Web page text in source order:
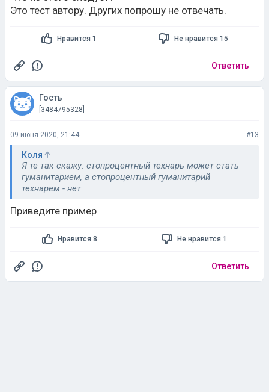
Это тест автору. Других попрошу не отвечать.
Нравится 1 Не нравится 15
Ответить
Гость
[3484795328]
09 июня 2020, 21:44 #13
Коля
Я те так скажу: стопроцентный технарь может стать
гуманитарием, а стопроцентный гуманитарий
технарем - нет
Приведите пример
Нравится 8 Не нравится 1
Ответить